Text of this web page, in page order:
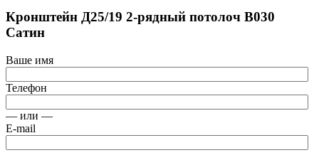
Кронштейн Д25/19 2-рядный потолоч В030
Сатин
Ваше имя
Телефон
— или —
E-mail